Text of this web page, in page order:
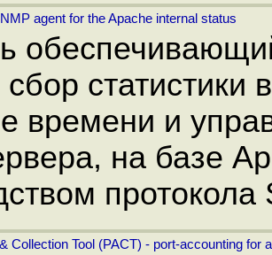
agent for the Apache internal status
статистики
времени и
на базе
протокола
Collection Tool (PACT) - port-accounting for